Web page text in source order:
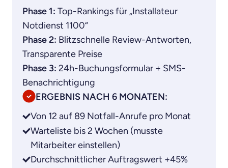
Phase 1: Top-Rankings für „Installateur
Notdienst 1100“
Phase 2: Blitzschnelle Review-Antworten,
Transparente Preise
Phase 3: 24h-Buchungsformular + SMS-
Benachrichtigung
ERGEBNIS NACH 6 MONATEN:
Von 12 auf 89 Notfall-Anrufe pro Monat
Warteliste bis 2 Wochen (musste
Mitarbeiter einstellen)
Durchschnittlicher Auftragswert +45%